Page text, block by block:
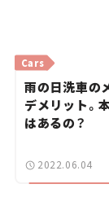
Cars
雨の日洗車の
デメリット。
はあるの？
2022.06.04